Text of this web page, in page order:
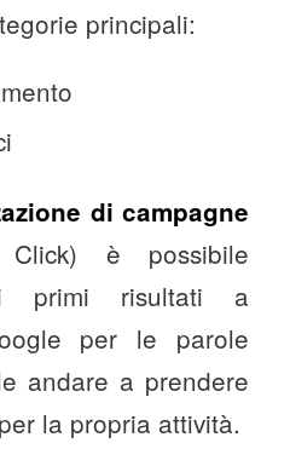
principali:
di campagne
è possibile
primi risultati a
per le parole
andare a prendere
la propria attività.